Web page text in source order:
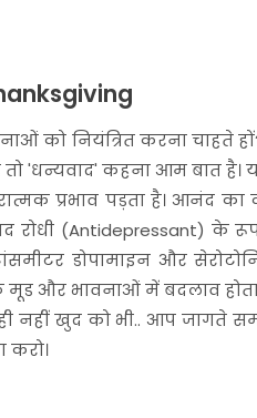
को नियंत्रित करना चाहते
तो 'धन्यवाद' कहना आम बात
प्रभाव पड़ता है। आनंद
रोधी (Antidepressant) के
डोपामाइन और
और भावनाओं में बदलाव होता
ही नहीं खुद को भी.. आप
करो।